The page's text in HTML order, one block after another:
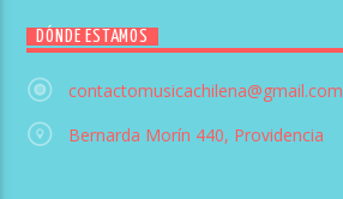
DÓNDE ESTAMOS
contactomusicachilena@gmail.com
Bernarda Morín 440, Providencia